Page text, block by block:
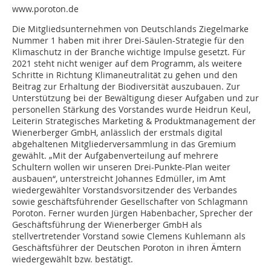
www.poroton.de
Die Mitgliedsunternehmen von Deutschlands Ziegelmarke
Nummer 1 haben mit ihrer Drei-Säulen-Strategie für den
Klimaschutz in der Branche wichtige Impulse gesetzt. Für
2021 steht nicht weniger auf dem Programm, als weitere
Schritte in Richtung Klimaneutralität zu gehen und den
Beitrag zur Erhaltung der Biodiversität auszubauen. Zur
Unterstützung bei der Bewältigung dieser Aufgaben und zur
personellen Stärkung des Vorstandes wurde Heidrun Keul,
Leiterin Strategisches Marketing & Produktmanagement der
Wienerberger GmbH, anlässlich der erstmals digital
abgehaltenen Mitgliederversammlung in das Gremium
gewählt. „Mit der Aufgabenverteilung auf mehrere
Schultern wollen wir unseren Drei-Punkte-Plan weiter
ausbauen“, unterstreicht Johannes Edmüller, im Amt
wiedergewählter Vorstandsvorsitzender des Verbandes
sowie geschäftsführender Gesellschafter von Schlagmann
Poroton. Ferner wurden Jürgen Habenbacher, Sprecher der
Geschäftsführung der Wienerberger GmbH als
stellvertretender Vorstand sowie Clemens Kuhlemann als
Geschäftsführer der Deutschen Poroton in ihren Ämtern
wiedergewählt bzw. bestätigt.